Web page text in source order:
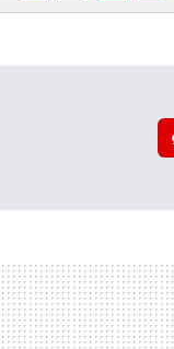
FacebookTwitterFlipboard
E-